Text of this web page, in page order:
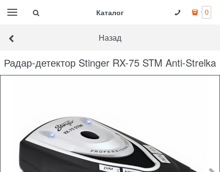
Каталог 0
Назад
Радар-детектор Stinger RX-75 STM Anti-Strelka